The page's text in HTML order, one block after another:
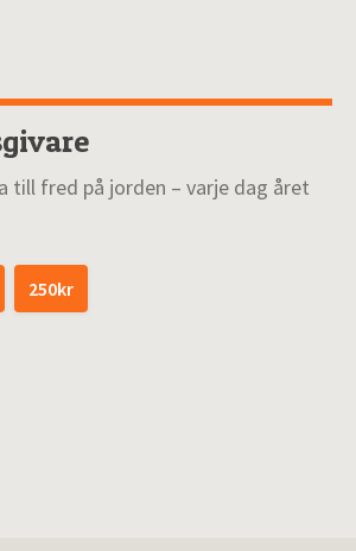
till fred på jorden – varje dag året
250kr